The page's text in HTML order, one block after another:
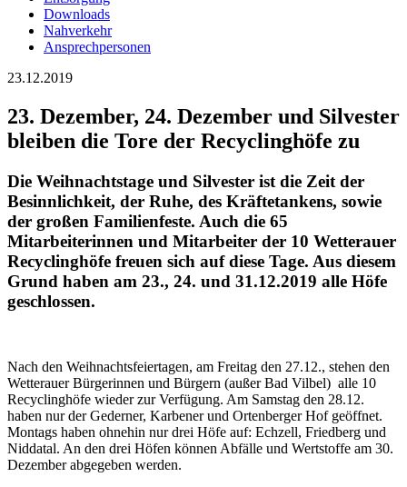
Downloads
Nahverkehr
Ansprechpersonen
23.12.2019
23. Dezember, 24. Dezember und Silvester
bleiben die Tore der Recyclinghöfe zu
Die Weihnachtstage und Silvester ist die Zeit der
Besinnlichkeit, der Ruhe, des Kräftetankens, sowie
der großen Familienfeste. Auch die 65
Mitarbeiterinnen und Mitarbeiter der 10 Wetterauer
Recyclinghöfe freuen sich auf diese Tage. Aus diesem
Grund haben am 23., 24. und 31.12.2019 alle Höfe
geschlossen.
Nach den Weihnachtsfeiertagen, am Freitag den 27.12., stehen den
Wetterauer Bürgerinnen und Bürgern (außer Bad Vilbel) alle 10
Recyclinghöfe wieder zur Verfügung. Am Samstag den 28.12.
haben nur der Gederner, Karbener und Ortenberger Hof geöffnet.
Montags haben ohnehin nur drei Höfe auf: Echzell, Friedberg und
Niddatal. An den drei Höfen können Abfälle und Wertstoffe am 30.
Dezember abgegeben werden.